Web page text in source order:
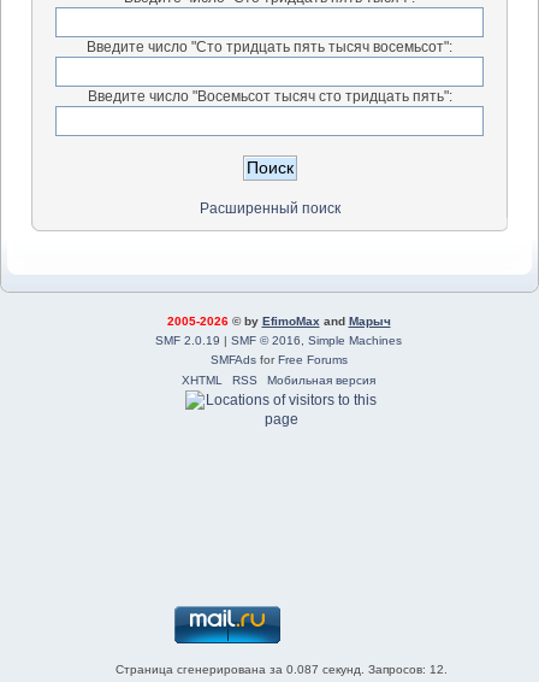
Введите число "Сто тридцать пять тысяч восемьсот":
Введите число "Восемьсот тысяч сто тридцать пять":
Расширенный поиск
2005-2026© by EfimoMax and Марыч
SMF 2.0.19 | SMF © 2016
Simple Machines
SMFAdsforFree Forums
XHTML
RSS Мобильная версия
Страница сгенерирована за 0.087 секунд. Запросов: 12.